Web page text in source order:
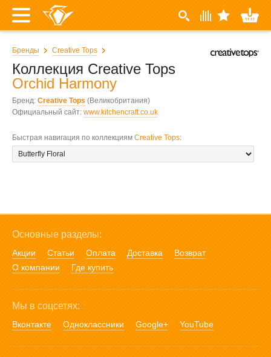
Бренды Creative Tops
Коллекция Creative Tops
Orchid Harmony
Бренд: Creative Tops (Великобритания)
Официальный сайт: www.kitchencraft.co.uk
Быстрая навигация по коллекциям Creative Tops:
Основные разделы:
Акции Статьи Оплата Доставка
Возврат
О компании
Где купить
Мы в соцсетях:
Вконтакте Одноклассники Google+ YouTube